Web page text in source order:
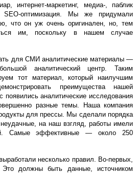
интернет-маркетинг, медиа-, паблик
SEO-оптимизация. Мы же придумали
что он уж очень оригинален, но, тем
им, поскольку в нашем случае
для СМИ аналитические материалы ―
аналитический центр. Таким
тот материал, который наилучшим
преимущества нашей
появились аналитические исследования
разные темы. Наша компания
для прессы. Мы сделали порядка
на наш взгляд, работы имели
Самые эффективные ― около 250
несколько правил. Во-первых,
Это должны быть данные, источником